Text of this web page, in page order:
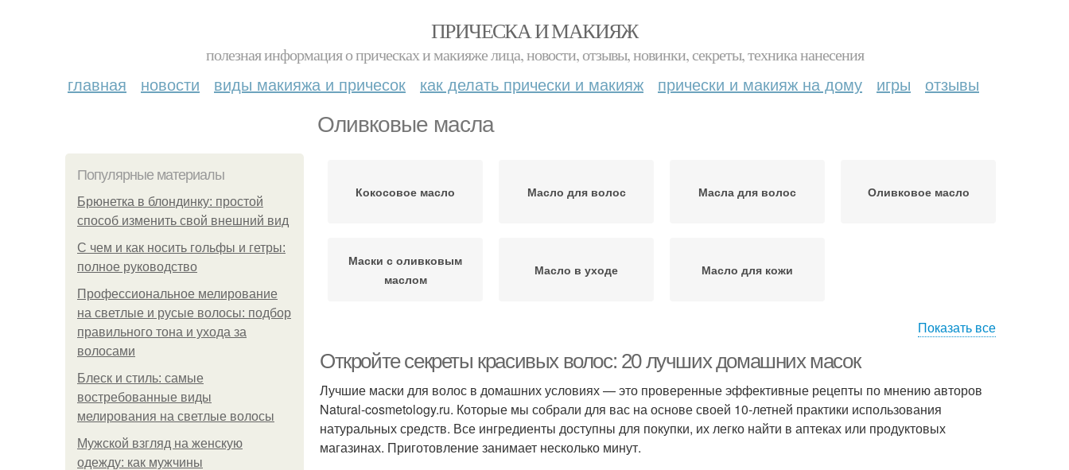
ПРИЧЕСКА И МАКИЯЖ
полезная информация о прическах и макияже лица, новости, отзывы, новинки, секреты, техника нанесения
главная новости виды макияжа и причесок как делать прически и макияж прически и макияж на дому игры отзывы
Оливковые масла
Популярные материалы
Брюнетка в блондинку: простой
способ изменить свой внешний вид
С чем и как носить гольфы и гетры:
полное руководство
Профессиональное мелирование
на светлые и русые волосы: подбор
правильного тона и ухода за
волосами
Блеск и стиль: самые
востребованные виды
мелирования на светлые волосы
Мужской взгляд на женскую
одежду: как мужчины
Кокосовое масло Масло для волос Масла для волос Оливковое масло
Маски с оливковым
маслом
Масло в уходе Масло для кожи
Показать все
Откройте секреты красивых волос: 20 лучших домашних масок
Лучшие маски для волос в домашних условиях — это проверенные эффективные рецепты по мнению авторов
Natural-cosmetology.ru. Которые мы собрали для вас на основе своей 10-летней практики использования
натуральных средств. Все ингредиенты доступны для покупки, их легко найти в аптеках или продуктовых
магазинах. Приготовление занимает несколько минут.